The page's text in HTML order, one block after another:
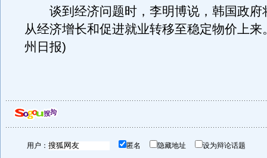
谈到经济问题时，李明博说，韩国政府
从经济增长和促进就业转移至稳定物价上来
州日报)
用户： 匿名 隐藏地址 设为辩论话题